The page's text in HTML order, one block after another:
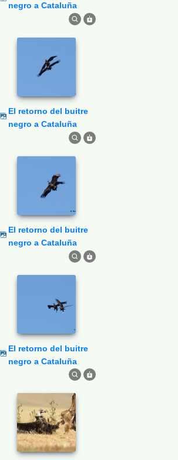
negro a Cataluña
El retorno del buitre
negro a Cataluña
El retorno del buitre
negro a Cataluña
El retorno del buitre
negro a Cataluña